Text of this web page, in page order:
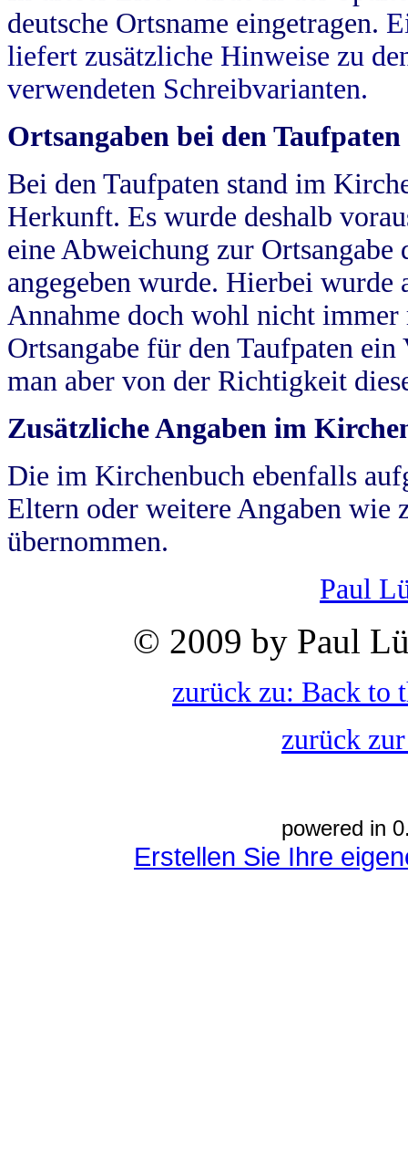
deutsche Ortsname eingetragen.
liefert zusätzliche Hinweise zu
verwendeten Schreibvarianten.
Ortsangaben bei den Taufpaten
Bei den Taufpaten stand im
Herkunft. Es wurde deshalb
eine Abweichung zur
angegeben wurde. Hierbei wurde
Annahme doch wohl nicht
Ortsangabe für den Taufpaten
man aber von der Richtigkeit
Zusätzliche Angaben im
Die im Kirchenbuch ebenfalls
Eltern oder weitere Angaben wie
übernommen.
Paul
© 2009 by Paul
zurück zu: Back to
zurück
powered in
Erstellen Sie Ihre